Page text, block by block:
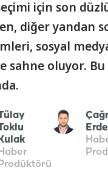
için son
diğer yandan
sosyal
oluyor. Bu
Kulak
Haber
Prodüktörü